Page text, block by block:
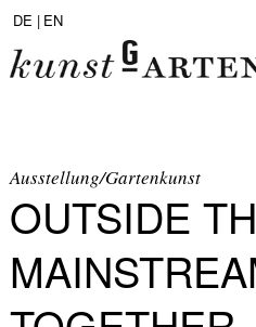
DE | EN
ABOUT
Ausstellung/Gartenkunst
OUTSIDE